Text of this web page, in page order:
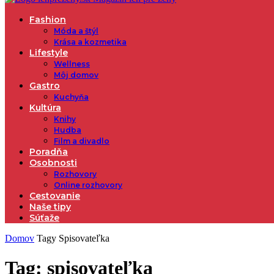
Fashion
Móda a štýl
Krása a kozmetika
Lifestyle
Wellness
Môj domov
Gastro
Kuchyňa
Kultúra
Knihy
Hudba
Film a divadlo
Poradňa
Osobnosti
Rozhovory
Online rozhovory
Cestovanie
Naše tipy
Súťaže
Domov Tagy Spisovateľka
Tag: spisovateľka